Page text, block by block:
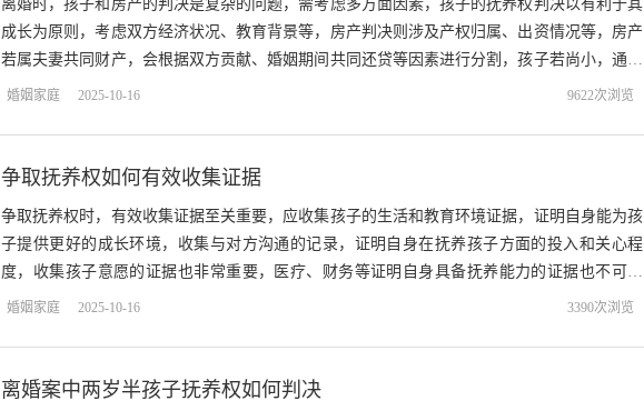
离婚时，孩子和房产的判决是复杂的问题，需考虑多方面因素，孩子的抚养权判决以有利于其
成长为原则，考虑双方经济状况、教育背景等，房产判决则涉及产权归属、出资情况等，房产
若属夫妻共同财产，会根据双方贡献、婚姻期间共同还贷等因素进行分割，孩子若尚小，通常
会判给更有利于其成长的一方，离婚时孩子和房产的判决需综...
婚姻家庭 2025-10-16 9622次浏览
争取抚养权如何有效收集证据
争取抚养权时，有效收集证据至关重要，应收集孩子的生活和教育环境证据，证明自身能为孩
子提供更好的成长环境，收集与对方沟通的记录，证明自身在抚养孩子方面的投入和关心程
度，收集孩子意愿的证据也非常重要，医疗、财务等证明自身具备抚养能力的证据也不可或
缺，收集证据时务必合法合规，确保证据的真实性和有效性，充分...
婚姻家庭 2025-10-16 3390次浏览
离婚案中两岁半孩子抚养权如何判决